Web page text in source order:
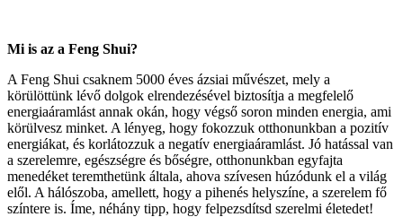
Mi is az a Feng Shui?
A Feng Shui csaknem 5000 éves ázsiai művészet, mely a
körülöttünk lévő dolgok elrendezésével biztosítja a megfelelő
energiaáramlást annak okán, hogy végső soron minden energia, ami
körülvesz minket. A lényeg, hogy fokozzuk otthonunkban a pozitív
energiákat, és korlátozzuk a negatív energiaáramlást. Jó hatással van
a szerelemre, egészségre és bőségre, otthonunkban egyfajta
menedéket teremthetünk általa, ahova szívesen húzódunk el a világ
elől. A hálószoba, amellett, hogy a pihenés helyszíne, a szerelem fő
színtere is. Íme, néhány tipp, hogy felpezsdítsd szerelmi életedet!